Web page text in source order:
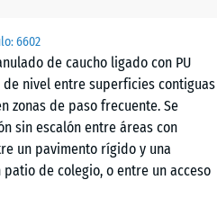
6602
de caucho ligado con PU
nivel entre superficies contiguas
zonas de paso frecuente. Se
sin escalón entre áreas con
un pavimento rígido y una
de colegio, o entre un acceso